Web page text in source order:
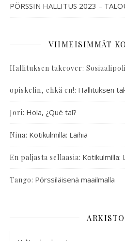
PÖRSSIN HALLITUS 2023 –
VIIMEISIMMÄT
Hallituksen takeover:
opiskelin, ehkä en!: Hallituksen
Jori: Hola, ¿Qué tal?
Nina: Kotikulmilla: Laihia
En paljasta sellaasia: Kotikulmilla:
Tango: Pörssiläisenä maailmalla